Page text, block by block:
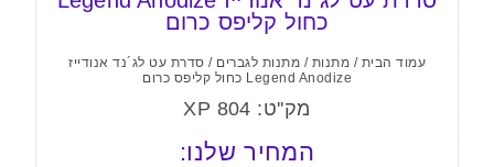
כחול קליפס כרום
עמוד הבית / מתנות / מתנות לגברים / סדרת עט לג´נד אנודייז
Legend Anodize כחול קליפס כרום
מק''ט: XP 804
המחיר שלנו: